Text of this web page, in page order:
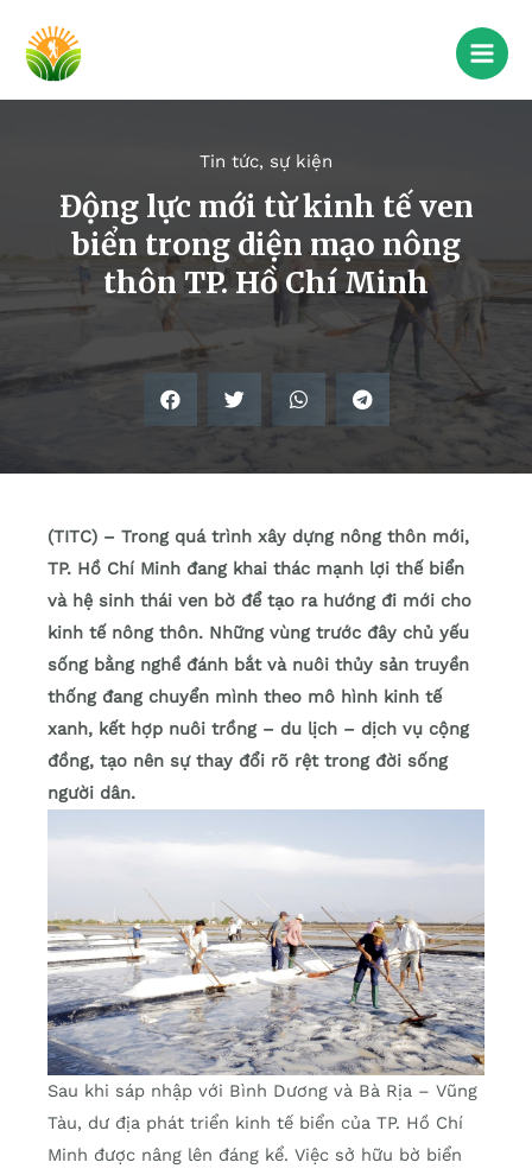
Tin tức, sự kiện
Động lực mới từ kinh tế ven
biển trong diện mạo nông
thôn TP. Hồ Chí Minh
(TITC) – Trong quá trình xây dựng nông thôn mới,
TP. Hồ Chí Minh đang khai thác mạnh lợi thế biển
và hệ sinh thái ven bờ để tạo ra hướng đi mới cho
kinh tế nông thôn. Những vùng trước đây chủ yếu
sống bằng nghề đánh bắt và nuôi thủy sản truyền
thống đang chuyển mình theo mô hình kinh tế
xanh, kết hợp nuôi trồng – du lịch – dịch vụ cộng
đồng, tạo nên sự thay đổi rõ rệt trong đời sống
người dân.
Sau khi sáp nhập với Bình Dương và Bà Rịa – Vũng
Tàu, dư địa phát triển kinh tế biển của TP. Hồ Chí
Minh được nâng lên đáng kể. Việc sở hữu bờ biển